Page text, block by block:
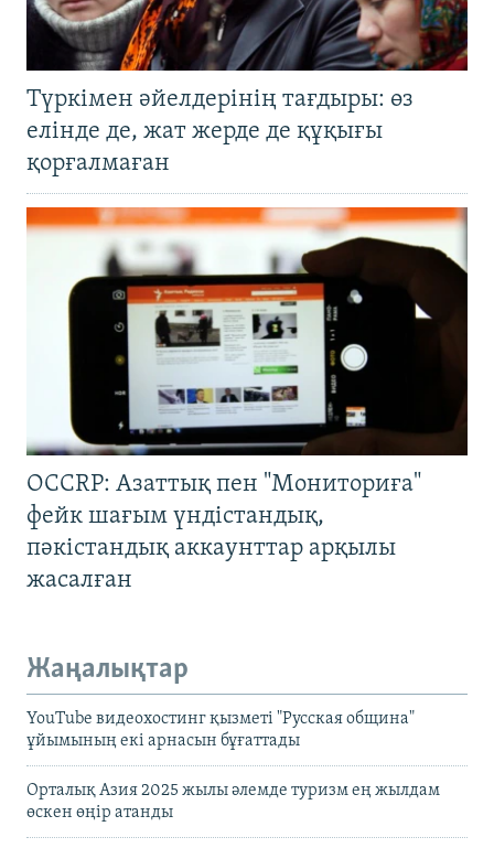
Түркімен әйелдерінің тағдыры: өз
елінде де, жат жерде де құқығы
қорғалмаған
OCCRP: Азаттық пен "Мониториға"
фейк шағым үндістандық,
пәкістандық аккаунттар арқылы
жасалған
Жаңалықтар
YouTube видеохостинг қызметі "Русская община"
ұйымының екі арнасын бұғаттады
Орталық Азия 2025 жылы әлемде туризм ең жылдам
өскен өңір атанды